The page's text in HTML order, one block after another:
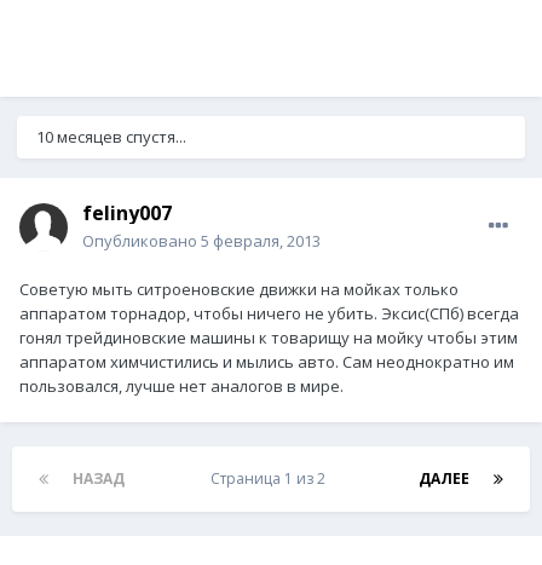
10 месяцев спустя...
feliny007
Опубликовано 5 февраля, 2013
Советую мыть ситроеновские движки на мойках только
аппаратом торнадор, чтобы ничего не убить. Эксис(СПб) всегда
гонял трейдиновские машины к товарищу на мойку чтобы этим
аппаратом химчистились и мылись авто. Сам неоднократно им
пользовался, лучше нет аналогов в мире.
НАЗАД ДАЛЕЕ
Страница 1 из 2